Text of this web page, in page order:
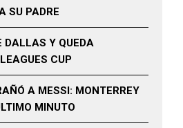
SU PADRE
DALLAS Y QUEDA
CUP
A MESSI: MONTERREY
MINUTO